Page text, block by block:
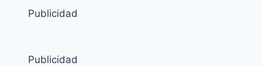
Publicidad
Publicidad